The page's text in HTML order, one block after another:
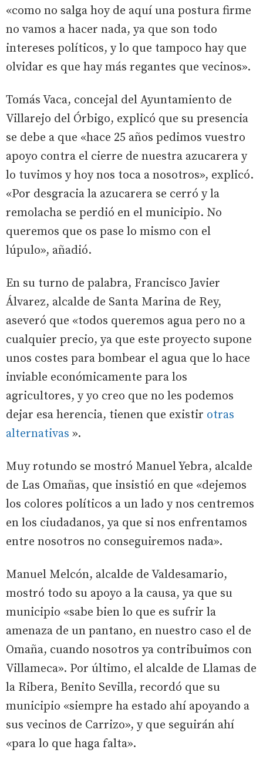
«como no salga hoy de aquí una postura firme
no vamos a hacer nada, ya que son todo
intereses políticos, y lo que tampoco hay que
olvidar es que hay más regantes que vecinos».
Tomás Vaca, concejal del Ayuntamiento de
Villarejo del Órbigo, explicó que su presencia
se debe a que «hace 25 años pedimos vuestro
apoyo contra el cierre de nuestra azucarera y
lo tuvimos y hoy nos toca a nosotros», explicó.
«Por desgracia la azucarera se cerró y la
remolacha se perdió en el municipio. No
queremos que os pase lo mismo con el
lúpulo», añadió.
En su turno de palabra, Francisco Javier
Álvarez, alcalde de Santa Marina de Rey,
aseveró que «todos queremos agua pero no a
cualquier precio, ya que este proyecto supone
unos costes para bombear el agua que lo hace
inviable económicamente para los
agricultores, y yo creo que no les podemos
dejar esa herencia, tienen que existir otras
alternativas ».
Muy rotundo se mostró Manuel Yebra, alcalde
de Las Omañas, que insistió en que «dejemos
los colores políticos a un lado y nos centremos
en los ciudadanos, ya que si nos enfrentamos
entre nosotros no conseguiremos nada».
Manuel Melcón, alcalde de Valdesamario,
mostró todo su apoyo a la causa, ya que su
municipio «sabe bien lo que es sufrir la
amenaza de un pantano, en nuestro caso el de
Omaña, cuando nosotros ya contribuimos con
Villameca». Por último, el alcalde de Llamas de
la Ribera, Benito Sevilla, recordó que su
municipio «siempre ha estado ahí apoyando a
sus vecinos de Carrizo», y que seguirán ahí
«para lo que haga falta».